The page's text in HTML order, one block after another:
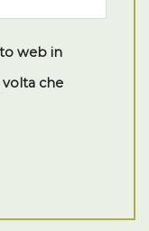
web in
che